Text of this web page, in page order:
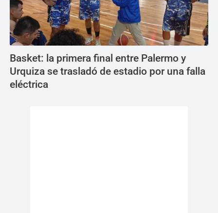
Basket: la primera final entre Palermo y
Urquiza se trasladó de estadio por una falla
eléctrica